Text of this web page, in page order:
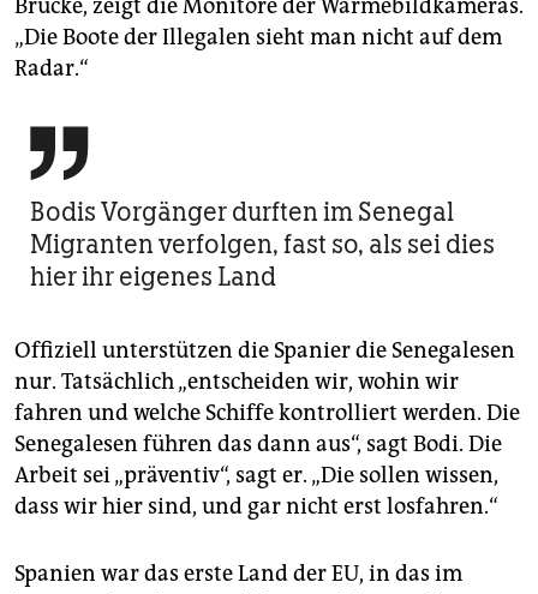
Brücke, zeigt die Monitore der Wärmebildkameras.
„Die Boote der Illegalen sieht man nicht auf dem
Radar.“

Bodis Vorgänger durften im Senegal
Migranten verfolgen, fast so, als sei dies
hier ihr eigenes Land
Offiziell unterstützen die Spanier die Senegalesen
nur. Tatsächlich „entscheiden wir, wohin wir
fahren und welche Schiffe kontrolliert werden. Die
Senegalesen führen das dann aus“, sagt Bodi. Die
Arbeit sei „präventiv“, sagt er. „Die sollen wissen,
dass wir hier sind, und gar nicht erst losfahren.“
Spanien war das erste Land der EU, in das im